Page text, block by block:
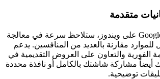
متقدمة
عند استخدام Google Meet على ويندوز، ستلاحظ سرعة في معالجة
للموارد مقارنة بالعديد من المنافسين. يدعم
الفورية والتعاون على العروض التقديمية في
أيضاً مشاركة شاشتك بالكامل أو نافذة محددة
توضيحية.